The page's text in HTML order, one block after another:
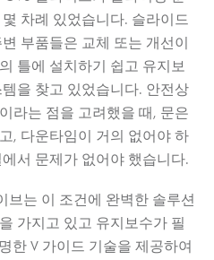
차례 있었습니다. 슬라이드
부품들은 교체 또는 개선이
틀에 설치하기 쉽고 유지보
을 찾고 있었습니다. 안전상
라는 점을 고려했을 때, 문은
, 다운타임이 거의 없어야 하
서 문제가 없어야 했습니다.
브는 이 조건에 완벽한 솔루션
가지고 있고 유지보수가 필
한 V 가이드 기술을 제공하여